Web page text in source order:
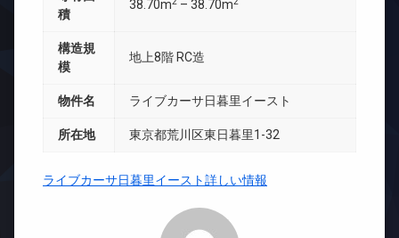
積
38.70m – 38.70m
構造規
模
地上8階 RC造
物件名 ライブカーサ日暮里イースト
所在地 東京都荒川区東日暮里1-32
ライブカーサ日暮里イースト詳しい情報